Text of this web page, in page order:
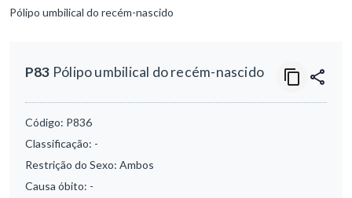
Pólipo umbilical do recém-nascido
P83 Pólipo umbilical do recém-nascido
Código: P836
Classificação: -
Restrição do Sexo: Ambos
Causa óbito: -